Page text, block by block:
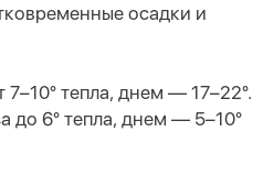
осадки и
тепла, днем — 17–22°.
до 6° тепла, днем — 5–10°